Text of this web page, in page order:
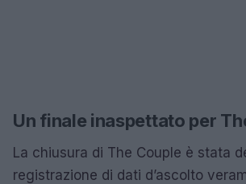
Un finale inaspettato per
La chiusura di The Couple è stata
registrazione di dati d’ascolto